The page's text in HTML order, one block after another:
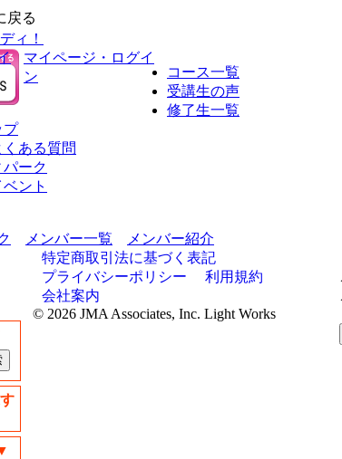
戻る
マイページ・ログイ
ン
コース一覧
受講生の声
修了生一覧
プ
ある質問
ーク
ント
メンバー一覧 メンバー紹介
特定商取引法に基づく表記
プライバシーポリシー
利用規約
会社案内
© 2026 JMA Associates, Inc. Light Works